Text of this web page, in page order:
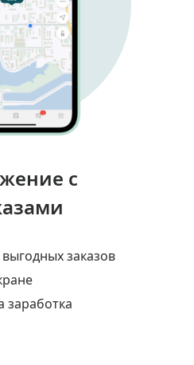
с
заказов
заработка